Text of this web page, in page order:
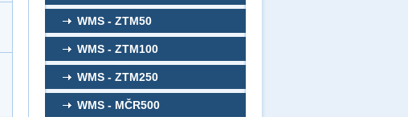
WMS - ZTM50
WMS - ZTM100
WMS - ZTM250
WMS - MČR500